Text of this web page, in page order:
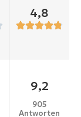
4,8
9,2
905
Antworten